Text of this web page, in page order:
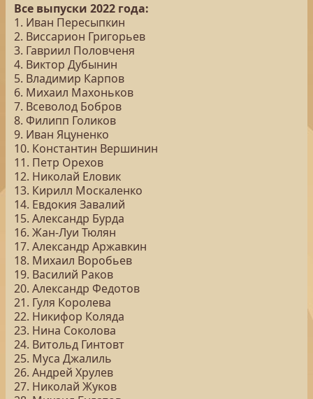
Все выпуски 2022 года:
1. Иван Пересыпкин
2. Виссарион Григорьев
3. Гавриил Половченя
4. Виктор Дубынин
5. Владимир Карпов
6. Михаил Махоньков
7. Всеволод Бобров
8. Филипп Голиков
9. Иван Яцуненко
10. Константин Вершинин
11. Петр Орехов
12. Николай Еловик
13. Кирилл Москаленко
14. Евдокия Завалий
15. Александр Бурда
16. Жан-Луи Тюлян
17. Александр Аржавкин
18. Михаил Воробьев
19. Василий Раков
20. Александр Федотов
21. Гуля Королева
22. Никифор Коляда
23. Нина Соколова
24. Витольд Гинтовт
25. Муса Джалиль
26. Андрей Хрулев
27. Николай Жуков